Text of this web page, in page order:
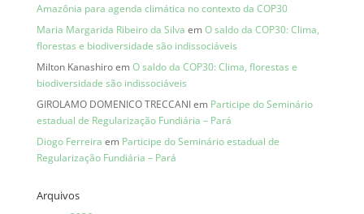
Amazônia para agenda climática no contexto da COP30
Maria Margarida Ribeiro da Silva em O saldo da COP30: Clima,
florestas e biodiversidade são indissociáveis
Milton Kanashiroem O saldo da COP30: Clima, florestas e
biodiversidade são indissociáveis
GIROLAMO DOMENICO TRECCANIem Participe do Seminário
estadual de Regularização Fundiária – Pará
Diogo Ferreira em Participe do Seminário estadual de
Regularização Fundiária – Pará
Arquivos